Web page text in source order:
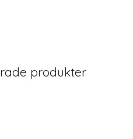
produkter